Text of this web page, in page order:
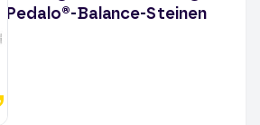
Pedalo®-Balance-Steinen